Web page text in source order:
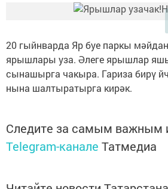
20 гыйн­вар­да Яр буе пар­кы
ярышлары уза. Әлеге ярышлар
сынашырга чакыра. Га­ри­за би­рү
ны­на шал­ты­ра­тыр­га ки­рәк.
Следите за самым важным
Telegram-канале Татмедиа